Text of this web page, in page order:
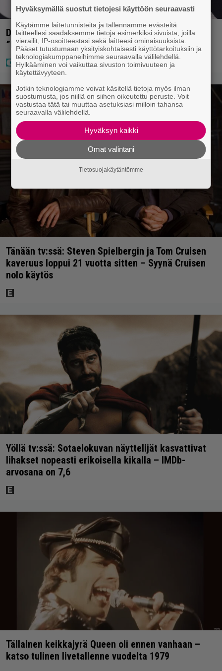
Diandra julkaisi upeita kuvia Helsingistä –
”Puitteet kohdillaan”
Tänään tv:ssä: Steven Spielbergin ja Tom Cruisen
kaveruus loppui 21 vuotta sitten – Syynä Cruisen
nolo käytös
Yöllä tv:ssä: Sotaelokuvan näyttelijät kasvattivat
lihakset nopeasti erikoisella kikalla – IMDb-
arvosana on 7,6
Tällainen keikkajyrä Queen oli ennen vanhaan –
katso tulinen livetallenne vuodelta 1979
Hyväksymällä suostut tietojesi käyttöön seuraavasti
Käytämme laitetunnisteita ja tallennamme evästeitä
laitteellesi saadaksemme tietoja esimerkiksi sivuista, joilla
vierailit, IP-osoitteestasi sekä laitteesi ominaisuuksista.
Pääset tutustumaan yksityiskohtaisesti käyttötarkoituksiin ja
teknologiakumppaneihimme seuraavalla välilehdellä.
Hylkääminen voi vaikuttaa sivuston toimivuuteen ja
käytettävyyteen.
Jotkin teknologiamme voivat käsitellä tietoja myös ilman
suostumusta, jos niillä on siihen oikeutettu peruste. Voit
vastustaa tätä tai muuttaa asetuksiasi milloin tahansa
seuraavalla välilehdellä.
Hyväksyn kaikki
Omat valintani
Tietosuojakäytäntömme